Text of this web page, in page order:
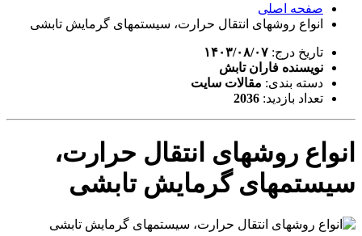
صفحه اصلی
انواع روشهای انتقال حرارت، سیستمهای گرمایش تابشی
تاریخ درج: ۱۴۰۳/۰۸/۰۷
نویسنده فاران تابش
دسته بندی: مقالات سایت
تعداد بازدید:
انواع روشهای انتقال حرارت،
سیستمهای گرمایش تابشی